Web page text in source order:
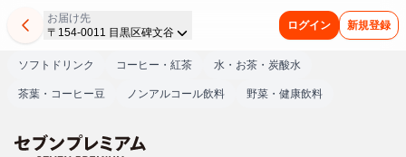
お届け先
〒154-0011 目黒区碑文谷
ログイン 新規登録
ソフトドリンク コーヒー・紅茶 水・お茶・炭酸水
茶葉・コーヒー豆 ノンアルコール飲料 野菜・健康飲料